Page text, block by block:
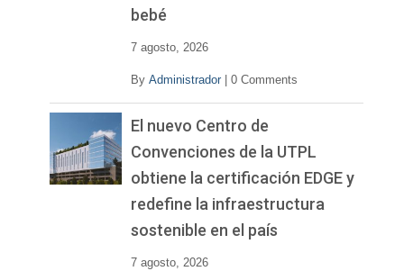
bebé
7 agosto, 2026
By Administrador 0 Comments
El nuevo Centro de
Convenciones de la UTPL
obtiene la certificación EDGE y
redefine la infraestructura
sostenible en el país
7 agosto, 2026